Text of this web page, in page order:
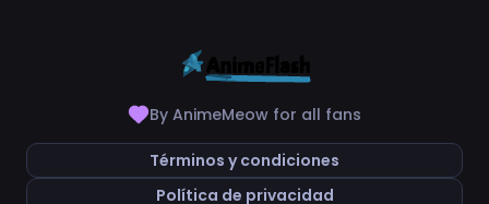
By AnimeMeow for all fans
Términos y condiciones
Política de privacidad